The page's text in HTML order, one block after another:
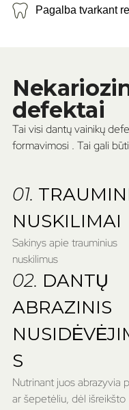
Pagalba tvarkant
defektai
Tai visi dantų vainikų
formavimosi . Tai gali
01.
NUSKILIMAI
Sakinys apie trauminius
nuskilimus
02. DANTŲ
ABRAZINIS
S
Nutrinant juos abrazyvia
ar šepetėliu, dėl išreikšto